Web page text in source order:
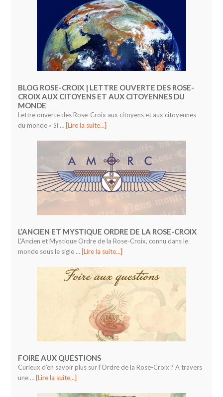
BLOG ROSE-CROIX | LETTRE OUVERTE DES ROSE-
CROIX AUX CITOYENS ET AUX CITOYENNES DU
MONDE
Lettre ouverte des Rose-Croix aux citoyens et aux citoyennes
du monde « Si … [Lire la suite...]
L’ANCIEN ET MYSTIQUE ORDRE DE LA ROSE-CROIX
L’Ancien et Mystique Ordre de la Rose-Croix, connu dans le
monde sous le sigle … [Lire la suite...]
FOIRE AUX QUESTIONS
Curieux d’en savoir plus sur l’Ordre de la Rose-Croix ? A travers
une … [Lire la suite...]